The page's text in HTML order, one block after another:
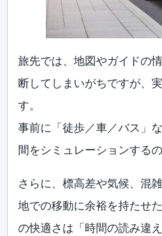
旅先では、地図やガイドの
断してしまいがちですが、
す。
事前に「徒歩／車／バス」
間をシミュレーションする
さらに、標高差や気候、混
地での移動に余裕を持たせ
の快適さは「時間の読み違